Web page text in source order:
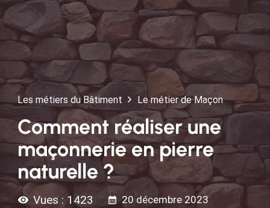
Les métiers du Bâtiment Le métier de Maçon
Comment réaliser une
maçonnerie en pierre
naturelle ?
visibility Vues : 1423 calendar_month 20 décembre 2023